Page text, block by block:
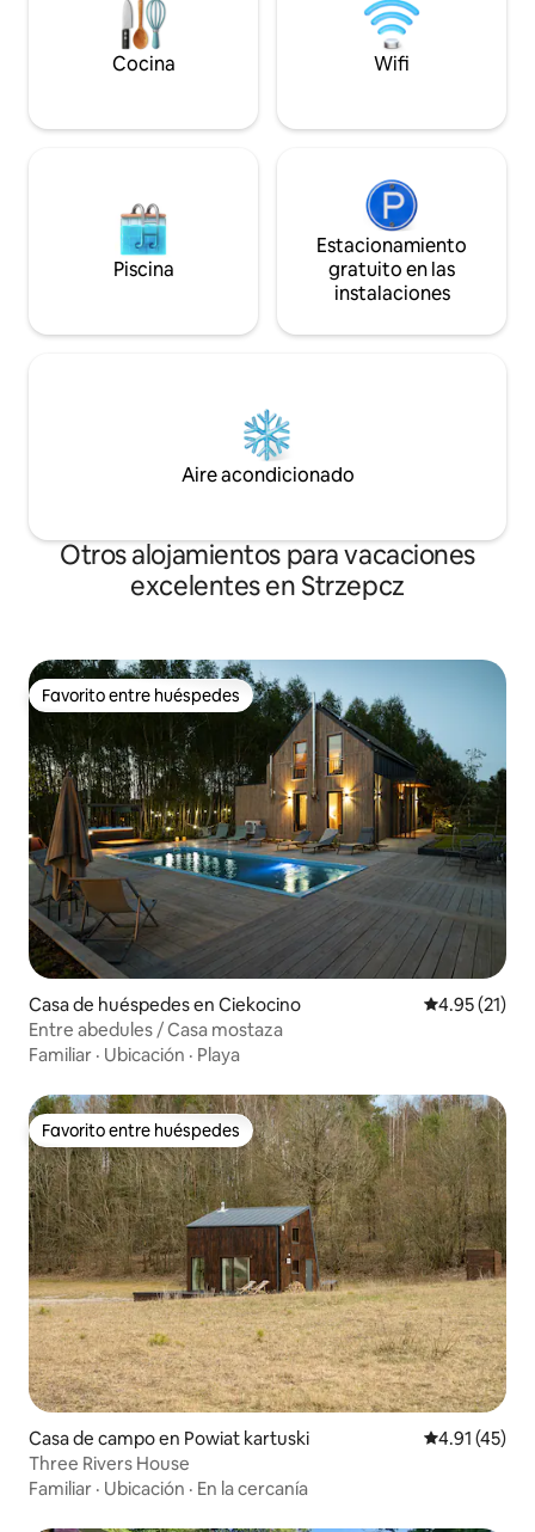
chimenea. Los alrededores están llenos
de lagos, bosques y monumentos
arquitectónicos. La casa se encuentra a
para cocinar.
lagos y bosques.
Cocina Wifi
Piscina
Estacionamiento
gratuito en las
instalaciones
Aire acondicionado
Otros alojamientos para vacaciones
excelentes en Strzepcz
Favorito entre huéspedes
Favorito entre huéspedes
Casa de huéspedes en Ciekocino Calificación
4.95 (21)
Entre abedules / Casa mostaza
Familiar · Ubicación · Playa
Favorito entre huéspedes
Favorito entre huéspedes
Casa de campo en Powiat kartuski Calificación
4.91 (45)
Three Rivers House
Familiar · Ubicación · En la cercanía